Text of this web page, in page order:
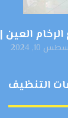
|0545307678
10, 2024
التنظيف